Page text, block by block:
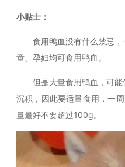
小贴士：
食用鸭血没有什么禁忌
童、孕妇均可食用鸭血。
但是大量食用鸭血，可
沉积，因此要适量食用，一
量最好不要超过100g。